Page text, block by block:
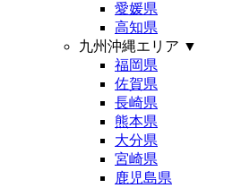
愛媛県
高知県
九州沖縄エリア ▼
福岡県
佐賀県
長崎県
熊本県
大分県
宮崎県
鹿児島県